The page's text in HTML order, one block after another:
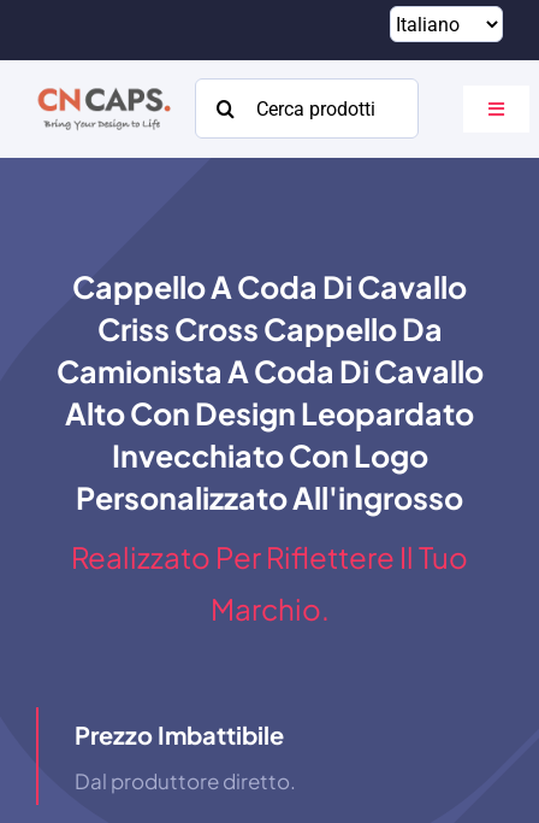
contenuto
Cercare:
Catalogare
Risorse
Cappello A Coda Di Cavallo
Criss Cross Cappello Da
Camionista A Coda Di Cavallo
Alto Con Design Leopardato
Invecchiato Con Logo
Personalizzato All'ingrosso
Realizzato Per Riflettere Il Tuo
Marchio.
Prezzo Imbattibile
Dal produttore diretto.